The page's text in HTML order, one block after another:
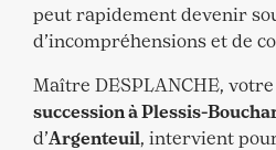
peut rapidement devenir
d’incompréhensions et de
Maître DESPLANCHE, votre
succession à Plessis-
d’Argenteuil, intervient